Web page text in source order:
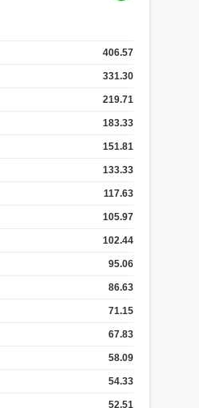
406.57
331.30
219.71
183.33
151.81
133.33
117.63
105.97
102.44
95.06
86.63
71.15
67.83
58.09
54.33
52.51